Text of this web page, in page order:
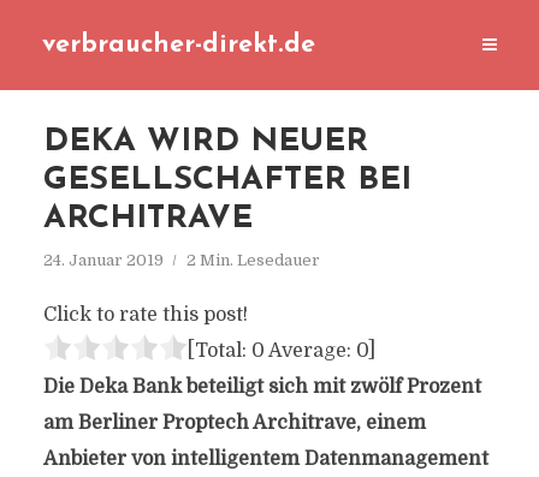
verbraucher-direkt.de
DEKA WIRD NEUER
GESELLSCHAFTER BEI
ARCHITRAVE
24. Januar 2019 2 Min. Lesedauer
Click to rate this post!
[Total: 0 Average: 0]
Die Deka Bank beteiligt sich mit zwölf Prozent
am Berliner Proptech Architrave, einem
Anbieter von intelligentem Datenmanagement